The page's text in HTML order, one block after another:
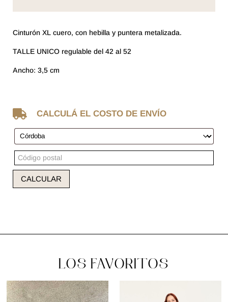
Cinturón XL cuero, con hebilla y puntera metalizada.
TALLE UNICO regulable del 42 al 52
Ancho: 3,5 cm
 CALCULÁ EL COSTO DE ENVÍO
CALCULAR
LOS FAVORITOS